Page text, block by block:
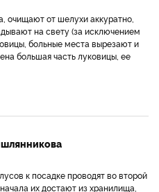
очищают от шелухи аккуратно,
на свету (за исключением
больные места вырезают и
большая часть луковицы, ее
к посадке проводят во второй
их достают из хранилища,